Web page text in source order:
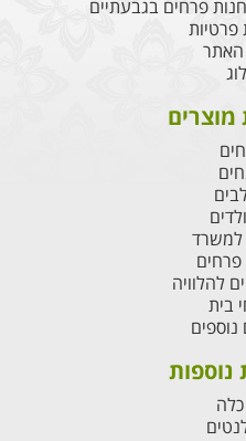
פרחים בגבעתיים
פרטיות
מוצרים
למשרד
פרחים
להלוויה
בית
נוספים
נוספות
כלה